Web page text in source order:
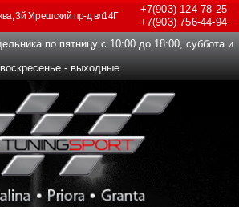
+7(903)124-78-25
+7(903)756-44-94
3й Угрешский пр-д вл14Г
по пятницу с 10:00 до 18:00, суббота и
воскресенье - выходные